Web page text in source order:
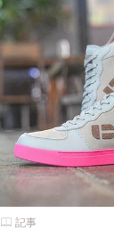
記事